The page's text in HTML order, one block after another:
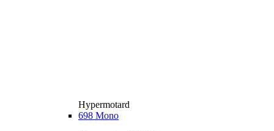
Hypermotard
698 Mono